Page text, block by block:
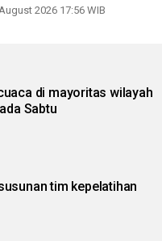
2026 17:56 WIB
di mayoritas wilayah
Sabtu
tim kepelatihan